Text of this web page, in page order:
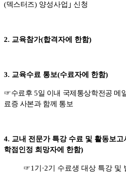
(덱스터즈) 양성사업 ｣ 신청
2. 교육참가(합격자에 한함)
3. 교육수료 통보(수료자에 한함)
☞수료후5일 이내 국제통상학전공 메
료증 사본과 함께 통보
4. 교내 전문가 특강 수료 및 활동보고
학점인정 희망자에 한함)
☞1 기 ·2기 수료생 대상 특강 및